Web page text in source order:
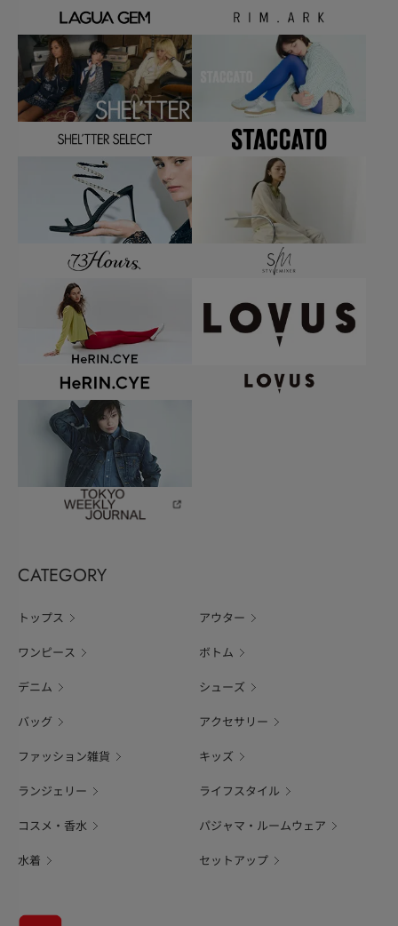
CATEGORY
トップス アウター
ワンピース ボトム
デニム シューズ
バッグ アクセサリー
ファッション雑貨 キッズ
ランジェリー ライフスタイル
コスメ・香水 パジャマ・ルームウェア
水着 セットアップ